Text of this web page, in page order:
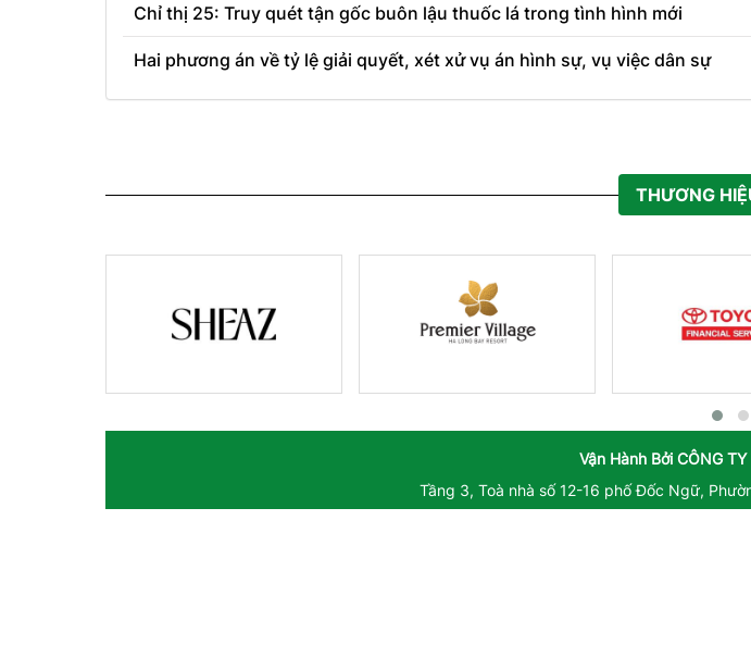
Chỉ thị 25: Truy quét tận gốc buôn lậu thuốc lá trong tình hình mới
Hai phương án về tỷ lệ giải quyết, xét xử vụ án hình sự, vụ việc dân sự
THƯƠNG
Vận Hành Bởi CÔNG TY
Tầng 3, Toà nhà số 12-16 phố Đốc Ngữ,